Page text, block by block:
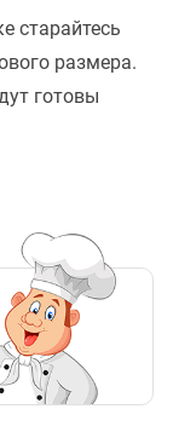
старайтесь
размера.
готовы